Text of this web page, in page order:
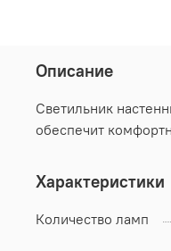
Описание
Светильник
обеспечит
Характеристики
Количество ламп